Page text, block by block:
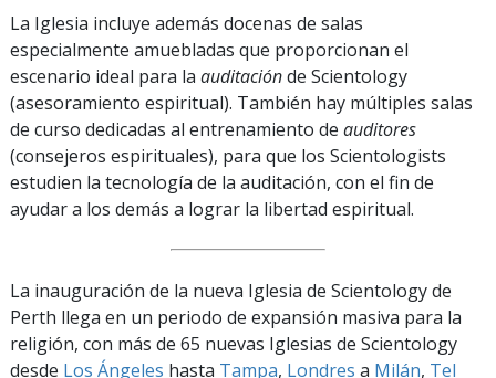
La Iglesia incluye además docenas de salas
especialmente amuebladas que proporcionan el
escenario ideal para la auditaciónde Scientology
(asesoramiento espiritual). También hay múltiples salas
de curso dedicadas al entrenamiento de auditores
(consejeros espirituales), para que los Scientologists
estudien la tecnología de la auditación, con el fin de
ayudar a los demás a lograr la libertad espiritual.
La inauguración de la nueva Iglesia de Scientology de
Perth llega en un periodo de expansión masiva para la
religión, con más de 65 nuevas Iglesias de Scientology
desde Los Ángeles hasta Tampa, Londres a Milán, Tel